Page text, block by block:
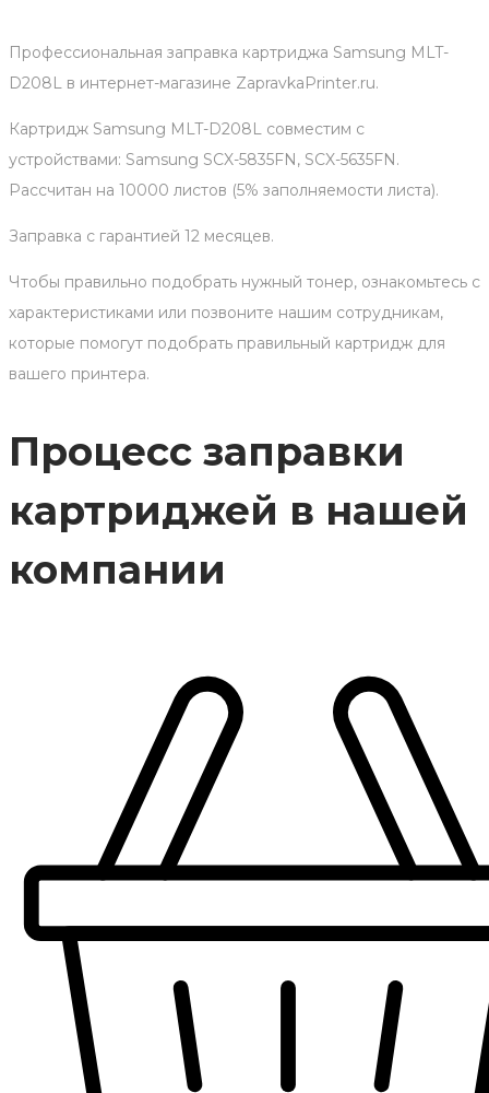
Профессиональная заправка картриджа Samsung MLT-
D208L в интернет-магазине ZapravkaPrinter.ru.
Картридж Samsung MLT-D208L совместим с
устройствами: Samsung SCX-5835FN, SCX-5635FN.
Рассчитан на 10000 листов (5% заполняемости листа).
Заправка с гарантией 12 месяцев.
Чтобы правильно подобрать нужный тонер, ознакомьтесь с
характеристиками или позвоните нашим сотрудникам,
которые помогут подобрать правильный картридж для
вашего принтера.
Процесс заправки
картриджей в нашей
компании